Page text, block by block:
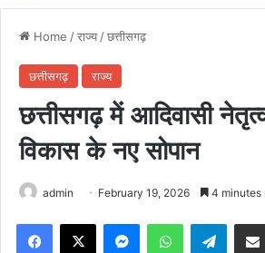
Home /राज्य /छत्तीसगढ़
छत्तीसगढ़ राज्य
छत्तीसगढ़ में आदिवासी
विकास के नए सोपान
admin February 19, 2026 4 minutes
Facebook
X MessengerWhatsApp